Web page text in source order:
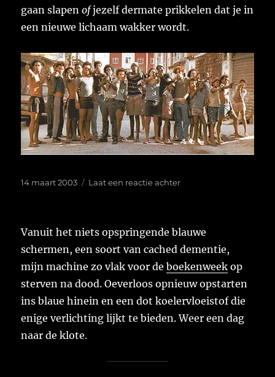
gaan slapenofjezelf dermate prikkelen dat je in
een nieuwe lichaam wakker wordt.
Geplaatst
14 maart 2003 Laat een reactie achterop
Vanuit het niets opspringende blauwe
schermen, een soort van cached dementie,
mijn machine zo vlak voor deboekenweek op
sterven na dood. Oeverloos opnieuw opstarten
ins blaue hinein en een dot koelervloeistof die
enige verlichting lijkt te bieden. Weer een dag
naar de klote.